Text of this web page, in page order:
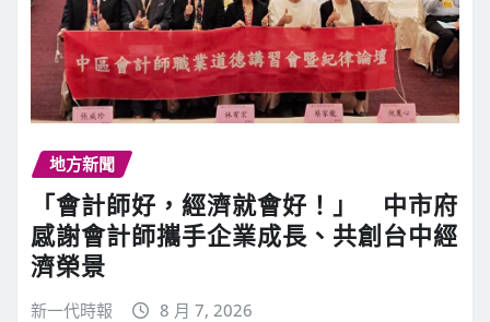
地方新聞
「會計師好，經濟就會好！」 中市府
感謝會計師攜手企業成長、共創台中經
濟榮景
新一代時報 8 月 7, 2026